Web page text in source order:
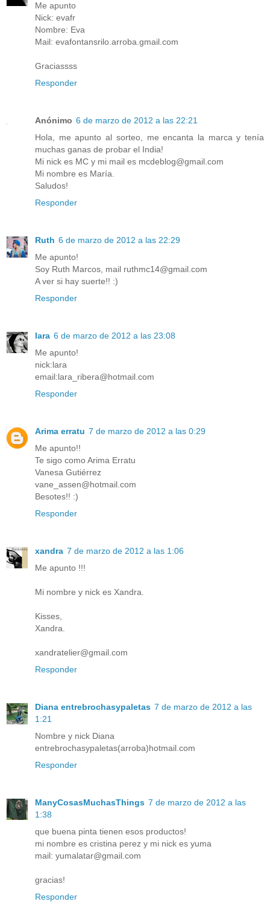
Me apunto
Nick: evafr
Nombre: Eva
Mail: evafontansrilo.arroba.gmail.com
Graciassss
Responder
Anónimo 6 de marzo de 2012 a las 22:21
Hola, me apunto al sorteo, me encanta la marca y tenía
muchas ganas de probar el India!
Mi nick es MC y mi mail es mcdeblog@gmail.com
Mi nombre es María.
Saludos!
Responder
Ruth 6 de marzo de 2012 a las 22:29
Me apunto!
Soy Ruth Marcos, mail ruthmc14@gmail.com
A ver si hay suerte!! :)
Responder
lara 6 de marzo de 2012 a las 23:08
Me apunto!
nick:lara
email:lara_ribera@hotmail.com
Responder
Arima erratu 7 de marzo de 2012 a las 0:29
Me apunto!!
Te sigo como Arima Erratu
Vanesa Gutiérrez
vane_assen@hotmail.com
Besotes!! :)
Responder
xandra 7 de marzo de 2012 a las 1:06
Me apunto !!!
Mi nombre y nick es Xandra.
Kisses,
Xandra.
xandratelier@gmail.com
Responder
Diana entrebrochasypaletas 7 de marzo de 2012 a las
1:21
Nombre y nick Diana
entrebrochasypaletas(arroba)hotmail.com
Responder
ManyCosasMuchasThings 7 de marzo de 2012 a las
1:38
que buena pinta tienen esos productos!
mi nombre es cristina perez y mi nick es yuma
mail: yumalatar@gmail.com
gracias!
Responder